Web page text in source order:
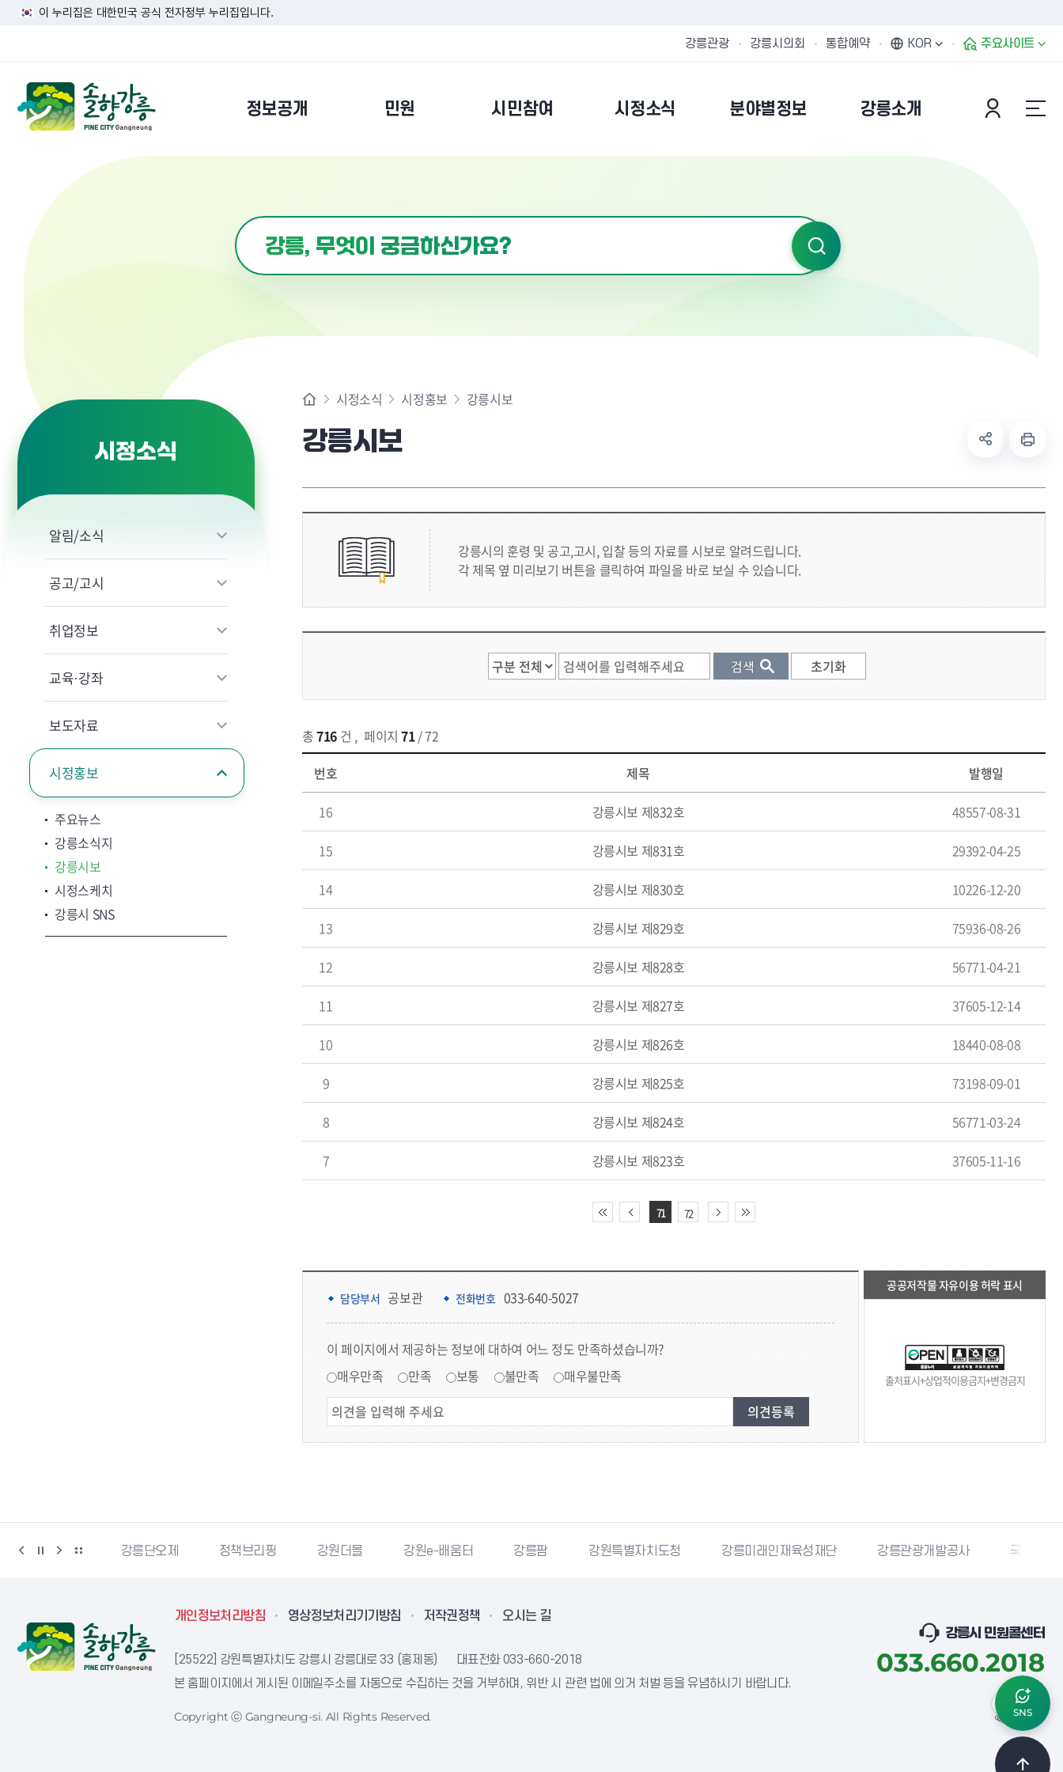
이 누리집은 대한민국 공식 전자정부 누리집입니다.
강릉관광 강릉시의회 통합예약 KOR 주요사이트
정보공개 민원 시민참여 시정소식 분야별정보 강릉소개
시정소식
알림/소식
공고/고시
취업정보
교육·강좌
보도자료
시정홍보
주요뉴스
강릉소식지
강릉시보
시정스케치
강릉시 SNS
시정소식 시정홍보 강릉시보
강릉시보
강릉시의 훈령 및 공고,고시, 입찰 등의 자료를 시보로 알려드립니다.
각 제목 옆 미리보기 버튼을 클릭하여 파일을 바로 보실 수 있습니다.
총716 건 , 페이지71/ 72
번호
제목 발행일
16 강릉시보 제832호 48557-08-31
15 강릉시보 제831호 29392-04-25
14 강릉시보 제830호 10226-12-20
13 강릉시보 제829호 75936-08-26
12 강릉시보 제828호 56771-04-21
11 강릉시보 제827호 37605-12-14
10 강릉시보 제826호 18440-08-08
9 강릉시보 제825호 73198-09-01
8 강릉시보 제824호 56771-03-24
7 강릉시보 제823호 37605-11-16
71 72
담당부서 공보관 전화번호 033-640-5027
이 페이지에서 제공하는 정보에 대하여 어느 정도 만족하셨습니까?
매우만족
만족 보통 불만족 매우불만족
공공저작물 자유이용 허락 표시
출처표시+상업적이용금지+변경금지
강릉생태관광 강릉단오제 정책브리핑 강원더몰 강원e-배움터 강릉팜 강원특별자치도청 강릉미래인재육성재단 강릉관광개발공사 국민재난
개인정보처리방침 영상정보처리기기방침 저작권정책 오시는 길
[25522] 강원특별자치도 강릉시 강릉대로 33 (홍제동) 대표전화 033-660-2018
본 홈페이지에서 게시된 이메일주소를 자동으로 수집하는 것을 거부하며, 위반 시 관련 법에 의거 처벌 등을 유념하시기 바랍니다.
Copyright ⓒ Gangneung-si. All Rights Reserved.
강릉시 민원콜센터
033.660.2018
SNS